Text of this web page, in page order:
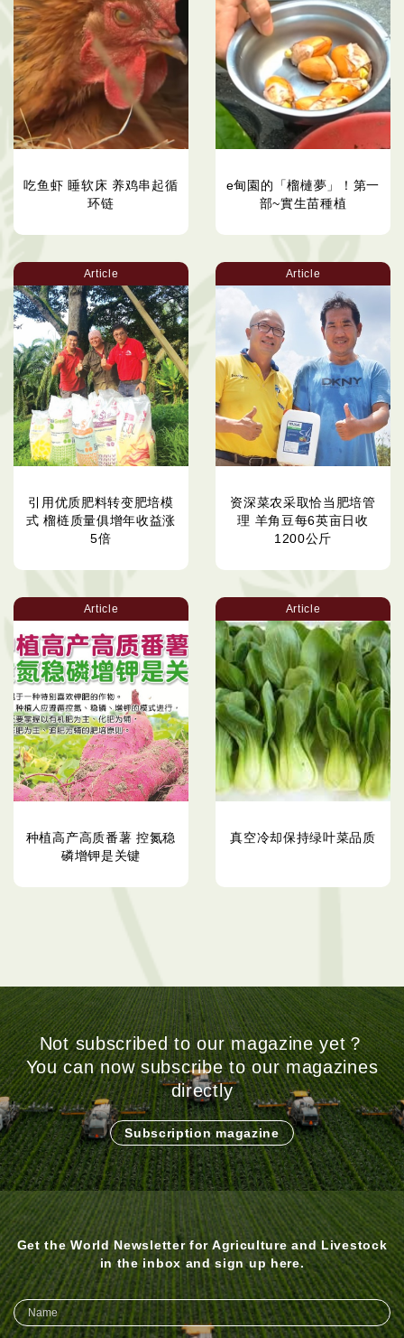
吃鱼虾 睡软床 养鸡串起循
环链
e甸園的「榴槤夢」！第一
部~實生苗種植
Article
引用优质肥料转变肥培模
式 榴梿质量俱增年收益涨
5倍
Article
资深菜农采取恰当肥培管
理 羊角豆每6英亩日收
1200公斤
Article
种植高产高质番薯 控氮稳
磷增钾是关键
Article
真空冷却保持绿叶菜品质
Not subscribed to our magazine yet？
You can now subscribe to our magazines
directly
Subscription magazine
Get the World Newsletter for Agriculture and Livestock
in the inbox and sign up here.